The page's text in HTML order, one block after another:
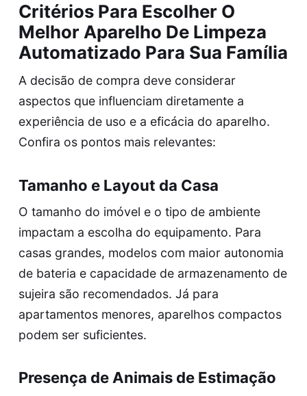
Critérios Para Escolher O
Melhor Aparelho De Limpeza
Automatizado Para Sua Família
A decisão de compra deve considerar
aspectos que influenciam diretamente a
experiência de uso e a eficácia do aparelho.
Confira os pontos mais relevantes:
Tamanho e Layout da Casa
O tamanho do imóvel e o tipo de ambiente
impactam a escolha do equipamento. Para
casas grandes, modelos com maior autonomia
de bateria e capacidade de armazenamento de
sujeira são recomendados. Já para
apartamentos menores, aparelhos compactos
podem ser suficientes.
Presença de Animais de Estimação